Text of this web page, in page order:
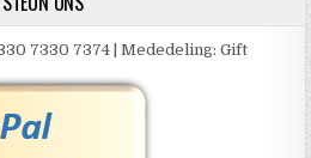
7330 7374 | Mededeling: Gift